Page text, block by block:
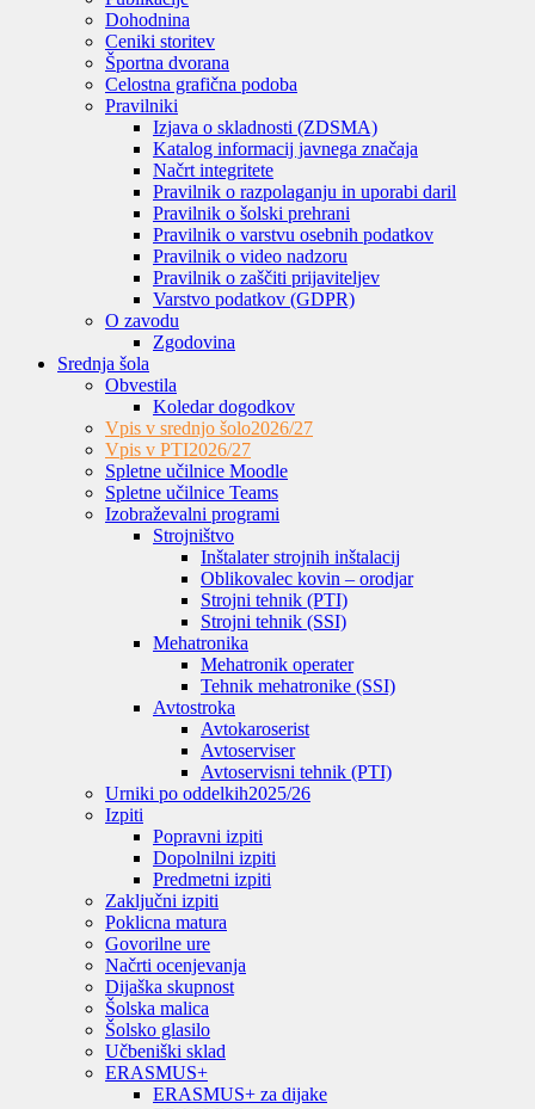
Dohodnina
Ceniki storitev
Športna dvorana
Celostna grafična podoba
Pravilniki
Izjava o skladnosti (ZDSMA)
Katalog informacij javnega značaja
Načrt integritete
Pravilnik o razpolaganju in uporabi daril
Pravilnik o šolski prehrani
Pravilnik o varstvu osebnih podatkov
Pravilnik o video nadzoru
Pravilnik o zaščiti prijaviteljev
Varstvo podatkov (GDPR)
O zavodu
Zgodovina
Srednja šola
Obvestila
Koledar dogodkov
Vpis v srednjo šolo2026/27
Vpis v PTI2026/27
Spletne učilnice Moodle
Spletne učilnice Teams
Izobraževalni programi
Strojništvo
Inštalater strojnih inštalacij
Oblikovalec kovin – orodjar
Strojni tehnik (PTI)
Strojni tehnik (SSI)
Mehatronika
Mehatronik operater
Tehnik mehatronike (SSI)
Avtostroka
Avtokaroserist
Avtoserviser
Avtoservisni tehnik (PTI)
Urniki po oddelkih2025/26
Izpiti
Popravni izpiti
Dopolnilni izpiti
Predmetni izpiti
Zaključni izpiti
Poklicna matura
Govorilne ure
Načrti ocenjevanja
Dijaška skupnost
Šolska malica
Šolsko glasilo
Učbeniški sklad
ERASMUS+
ERASMUS+ za dijake